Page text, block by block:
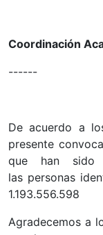
Coordinación
------
De acuerdo a
presente
que han sido
las personas
1.193.556.598
Agradecemos a